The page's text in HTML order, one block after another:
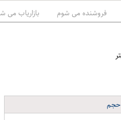
فروشنده می شوم بازاریاب می
حجم